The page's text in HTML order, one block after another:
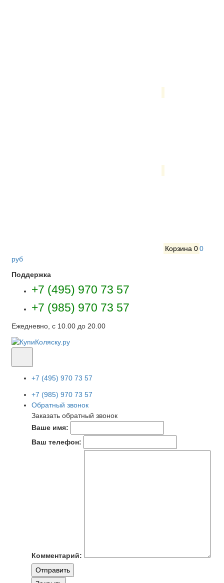
Корзина 00
руб
Поддержка
+7 (495) 970 73 57
+7 (985) 970 73 57
Ежедневно, с 10.00 до 20.00
+7 (495) 970 73 57
+7 (985) 970 73 57
Обратный звонок
Заказать обратный звонок
Ваше имя:
Ваш телефон:
Комментарий:
Отправить